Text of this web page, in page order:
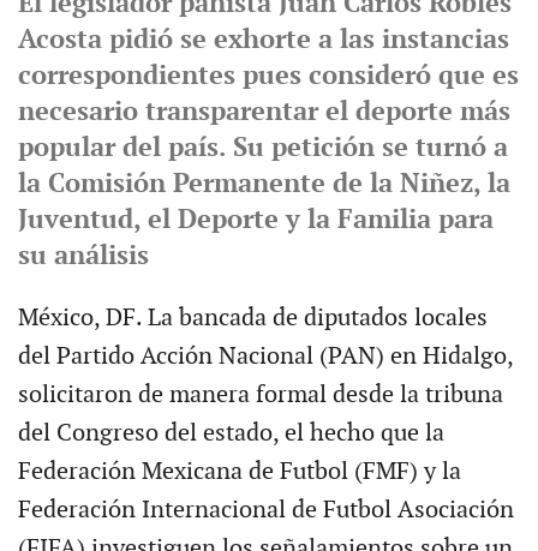
Acosta pidió se exhorte a las instancias
correspondientes pues consideró que es
necesario transparentar el deporte más
popular del país. Su petición se turnó a
la Comisión Permanente de la Niñez, la
Juventud, el Deporte y la Familia para
su análisis
México, DF. La bancada de diputados locales
del Partido Acción Nacional (PAN) en Hidalgo,
solicitaron de manera formal desde la tribuna
del Congreso del estado, el hecho que la
Federación Mexicana de Futbol (FMF) y la
Federación Internacional de Futbol Asociación